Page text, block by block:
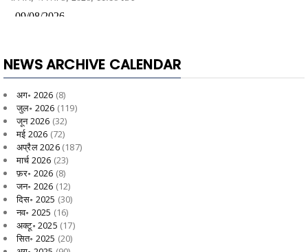
NEWS ARCHIVE CALENDAR
अग॰ 2026 (8)
जुल॰ 2026 (119)
जून 2026 (32)
मई 2026 (72)
अप्रैल 2026(187)
मार्च 2026 (23)
फ़र॰ 2026 (8)
जन॰ 2026 (12)
दिस॰ 2025 (30)
नव॰ 2025 (16)
अक्टू॰ 2025 (17)
सित॰ 2025 (20)